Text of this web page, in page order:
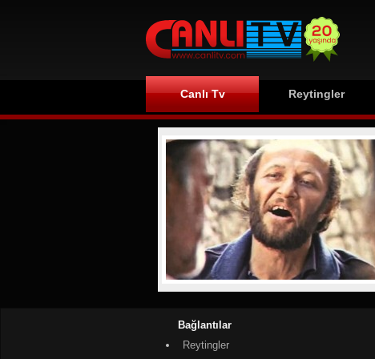
Canlı Tv Reytingler
Bağlantılar
Reytingler